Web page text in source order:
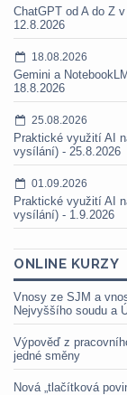
ChatGPT od A do Z
12.8.2026
18.08.2026
Gemini a
18.8.2026
25.08.2026
Praktické využití AI
vysílání) - 25.8.2026
01.09.2026
Praktické využití AI
vysílání) - 1.9.2026
ONLINE KURZY
Vnosy ze SJM a
Nejvyššího soudu a
Výpověď z
jedné směny
Nová „tlačítková